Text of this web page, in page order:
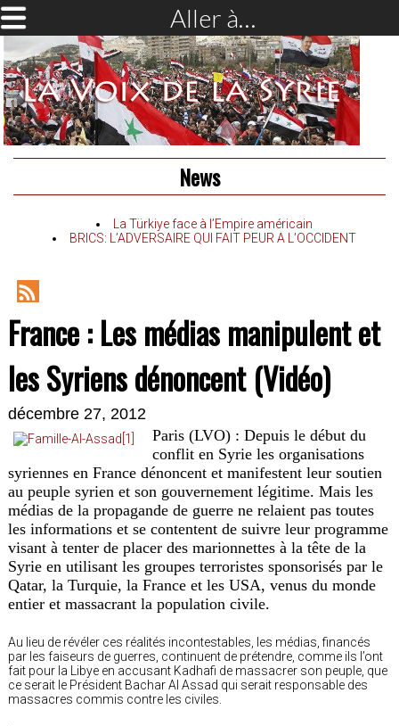
Aller à…
News
La Türkiye face à l’Empire américain
BRICS: L’ADVERSAIRE QUI FAIT PEUR A L’OCCIDENT
RSS
Feed
France : Les médias manipulent et
les Syriens dénoncent (Vidéo)
décembre 27, 2012
Paris (LVO) : Depuis le début du
conflit en Syrie les organisations
syriennes en France dénoncent et manifestent leur soutien
au peuple syrien et son gouvernement légitime. Mais les
médias de la propagande de guerre ne relaient pas toutes
les informations et se contentent de suivre leur programme
visant à tenter de placer des marionnettes à la tête de la
Syrie en utilisant les groupes terroristes sponsorisés par le
Qatar, la Turquie, la France et les USA, venus du monde
entier et massacrant la population civile.
Au lieu de révéler ces réalités incontestables, les médias, financés
par les faiseurs de guerres, continuent de prétendre, comme ils l’ont
fait pour la Libye en accusant Kadhafi de massacrer son peuple, que
ce serait le Président Bachar Al Assad qui serait responsable des
massacres commis contre les civiles.